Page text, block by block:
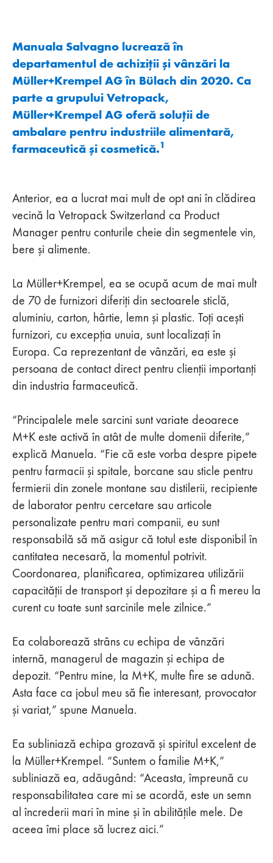
Manuala Salvagno lucrează în
departamentul de achiziții și vânzări la
Müller+Krempel AG în Bülach din 2020. Ca
parte a grupului Vetropack,
Müller+Krempel AG oferă soluții de
ambalare pentru industriile alimentară,
farmaceutică și cosmetică.1
Anterior, ea a lucrat mai mult de opt ani în clădirea
vecină la Vetropack Switzerland ca Product
Manager pentru conturile cheie din segmentele vin,
bere și alimente.
La Müller+Krempel, ea se ocupă acum de mai mult
de 70 de furnizori diferiți din sectoarele sticlă,
aluminiu, carton, hârtie, lemn și plastic. Toți acești
furnizori, cu excepția unuia, sunt localizați în
Europa. Ca reprezentant de vânzări, ea este și
persoana de contact direct pentru clienții importanți
din industria farmaceutică.
“Principalele mele sarcini sunt variate deoarece
M+K este activă în atât de multe domenii diferite,”
explică Manuela. “Fie că este vorba despre pipete
pentru farmacii și spitale, borcane sau sticle pentru
fermierii din zonele montane sau distilerii, recipiente
de laborator pentru cercetare sau articole
personalizate pentru mari companii, eu sunt
responsabilă să mă asigur că totul este disponibil în
cantitatea necesară, la momentul potrivit.
Coordonarea, planificarea, optimizarea utilizării
capacității de transport și depozitare și a fi mereu la
curent cu toate sunt sarcinile mele zilnice.”
Ea colaborează strâns cu echipa de vânzări
internă, managerul de magazin și echipa de
depozit. “Pentru mine, la M+K, multe fire se adună.
Asta face ca jobul meu să fie interesant, provocator
și variat,” spune Manuela.
Ea subliniază echipa grozavă și spiritul excelent de
la Müller+Krempel. “Suntem o familie M+K,”
subliniază ea, adăugând: “Aceasta, împreună cu
responsabilitatea care mi se acordă, este un semn
al încrederii mari în mine și în abilitățile mele. De
aceea îmi place să lucrez aici.”